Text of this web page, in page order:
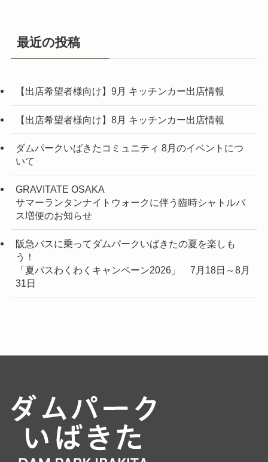
最近の投稿
【出店希望者様向け】9月 キッチンカー出店情報
【出店希望者様向け】8月 キッチンカー出店情報
ダムパークいばきたコミュニティ 8月のイベントにつ
いて
GRAVITATE OSAKA
サマーランタンナイトウォークに伴う臨時シャトルバ
ス増便のお知らせ
阪急バスに乗ってダムパークいばきたの夏を楽しも
う！
「夏バスわくわくキャンペーン2026」 7月18日～8月
31日